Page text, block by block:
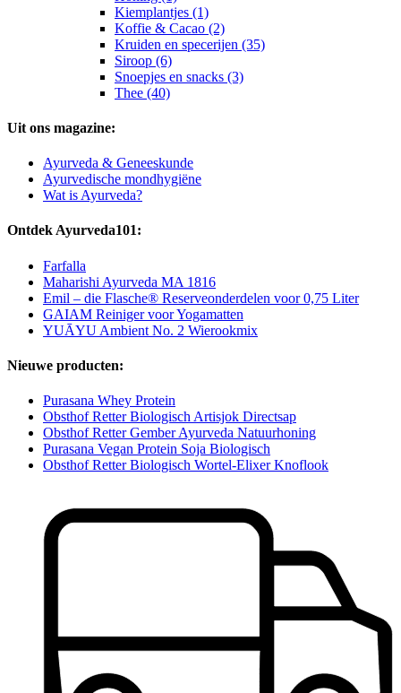
Kiemplantjes (1)
Koffie & Cacao (2)
Kruiden en specerijen (35)
Siroop (6)
Snoepjes en snacks (3)
Thee (40)
Uit ons magazine:
Ayurveda & Geneeskunde
Ayurvedische mondhygiëne
Wat is Ayurveda?
Ontdek Ayurveda101:
Farfalla
Maharishi Ayurveda MA 1816
Emil – die Flasche® Reserveonderdelen voor 0,75 Liter
GAIAM Reiniger voor Yogamatten
YUĀYU Ambient No. 2 Wierookmix
Nieuwe producten:
Purasana Whey Protein
Obsthof Retter Biologisch Artisjok Directsap
Obsthof Retter Gember Ayurveda Natuurhoning
Purasana Vegan Protein Soja Biologisch
Obsthof Retter Biologisch Wortel-Elixer Knoflook